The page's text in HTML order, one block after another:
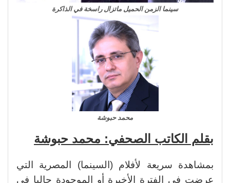
سينما الزمن الحميل ماتزال راسخة في الذاكرة
محمد حبوشة
بقلم الكاتب الصحفي: محمد حبوشة
بمشاهدة سريعة لأفلام (السينما) المصرية التي
عرضت في الفترة الأخيرة أو الموجودة حاليا في